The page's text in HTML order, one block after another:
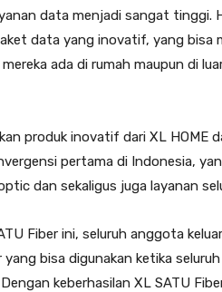
data menjadi sangat tinggi.
data yang inovatif, yang bisa
ada di rumah maupun di
produk inovatif dari XL HOME
pertama di Indonesia,
dan sekaligus juga layanan
Fiber ini, seluruh anggota
bisa digunakan ketika
keberhasilan XL SATU